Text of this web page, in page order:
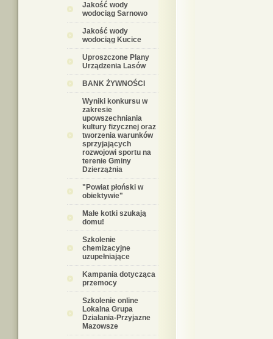
Jakość wody
wodociąg Sarnowo
Jakość wody
wodociąg Kucice
Uproszczone Plany
Urządzenia Lasów
BANK ŻYWNOŚCI
Wyniki konkursu w
zakresie
upowszechniania
kultury fizycznej oraz
tworzenia warunków
sprzyjających
rozwojowi sportu na
terenie Gminy
Dzierzążnia
"Powiat płoński w
obiektywie"
Małe kotki szukają
domu!
Szkolenie
chemizacyjne
uzupełniające
Kampania dotycząca
przemocy
Szkolenie online
Lokalna Grupa
Działania-Przyjazne
Mazowsze